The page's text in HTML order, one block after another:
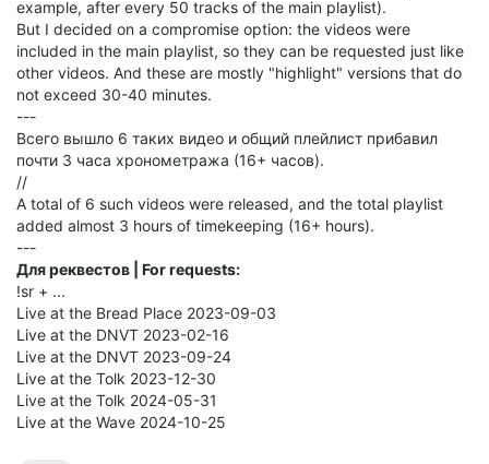
example, after every 50 tracks of the main playlist).
But I decided on a compromise option: the videos were
included in the main playlist, so they can be requested just like
other videos. And these are mostly "highlight" versions that do
not exceed 30-40 minutes.
---
Всего вышло 6 таких видео и общий плейлист прибавил
почти 3 часа хронометража (16+ часов).
//
A total of 6 such videos were released, and the total playlist
added almost 3 hours of timekeeping (16+ hours).
---
Для реквестов | For requests:
!sr + ...
Live at the Bread Place 2023-09-03
Live at the DNVT 2023-02-16
Live at the DNVT 2023-09-24
Live at the Tolk 2023-12-30
Live at the Tolk 2024-05-31
Live at the Wave 2024-10-25